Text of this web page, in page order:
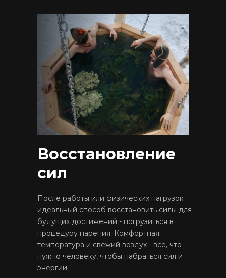
Восстановление
сил
После работы или физических нагрузок
идеальный способ восстановить силы для
будущих достижений - погрузиться в
процедуру парения. Комфортная
температура и свежий воздух - всё, что
нужно человеку, чтобы набраться сил и
энергии.